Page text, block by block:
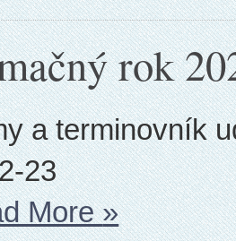
rok
a terminovník
23
More»